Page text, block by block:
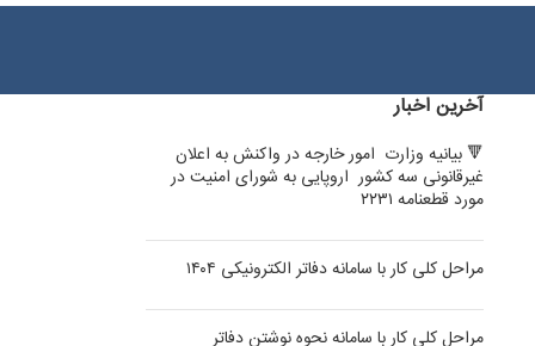
آخرین اخبار
🔻 بیانیه وزارت امور خارجه در واکنش به اعلان
غیرقانونی سه کشور اروپایی به شورای امنیت در
مورد قطعنامه ۲۲۳۱
مراحل کلی کار با سامانه دفاتر الکترونیکی ۱۴۰۴
مراحل کلی کار با سامانه نحوه نوشتن دفاتر